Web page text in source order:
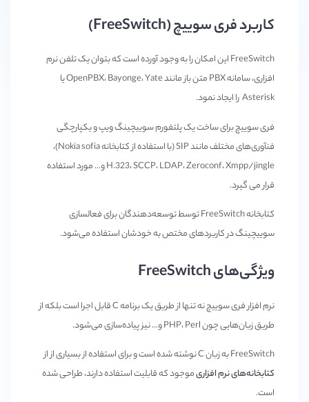
کاربرد فری سوییچ (FreeSwitch)
FreeSwitch این امکان را به وجود آورده است که بتوان یک تلفن نرم
افزاری، سامانه PBX متن باز مانند OpenPBX، Bayonge، Yate یا
Asterisk را ایجاد نمود.
فری سوییچ برای ساخت یک پلتفورم سوییچینگ ویپ و یکپارچگی
فنآوری‌های مختلف مانند SIP (با استفاده از کتابخانه Nokia sofia)،
H.323، SCCP، LDAP، Zeroconf، Xmpp/jingle و... مورد استفاده
قرار می گیرد.
کتابخانه FreeSwitch توسط توسعه‌دهندگان برای فعالسازی
سوییچینگ در کاربردهای مختص به خودشان استفاده می‌شود.
ویژگی‌های FreeSwitch
نرم افزار فری سوییچ نه تنها از طریق یک برنامه C قابل اجرا است بلکه از
طریق زبان‌هایی چون PHP، Perl و... نیز پیاده‌سازی می‌شود.
FreeSwitch به زبان C نوشته شده است و برای استفاده از بسیاری از از
کتابخانه‌های نرم افزاریموجود که قابلیت استفاده دارند، طراحی شده
است.